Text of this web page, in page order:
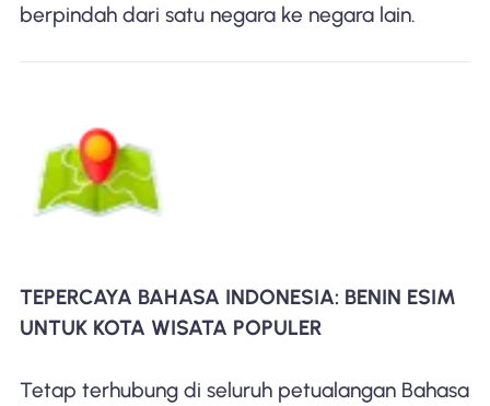
berpindah dari satu negara ke negara lain.
TEPERCAYA BAHASA INDONESIA: BENIN ESIM
UNTUK KOTA WISATA POPULER
Tetap terhubung di seluruh petualangan Bahasa